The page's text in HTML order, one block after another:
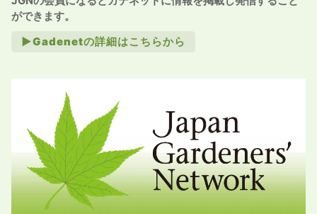
ができます。
►Gadenetの詳細はこちらから